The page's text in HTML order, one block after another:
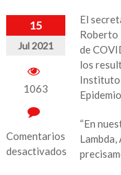
15
Jul 2021
1063
Comentarios
desactivados
El
Roberto
de
los
Instituto
“En
Lambda,